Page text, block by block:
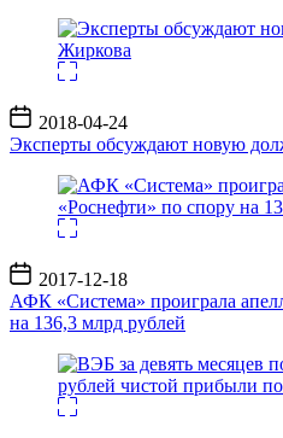
Дата
записи
2018-04-24
Эксперты обсуждают новую
Дата
записи
2017-12-18
АФК «Система» проиграла
на 136,3 млрд рублей